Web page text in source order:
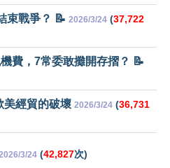
束戰爭？ 📝 2026/3/24 (37,722
費，7常委敢攤開存摺？ 📝
美經貿的破壞 2026/3/24 (36,731
3/24 (42,827次)